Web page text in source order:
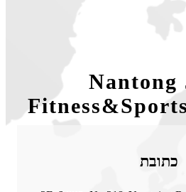
Nantong
כתובת